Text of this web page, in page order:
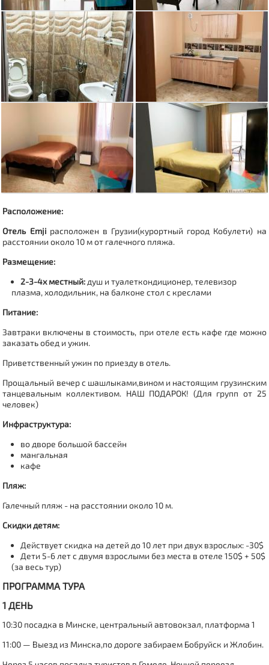
Расположение:
Отель Emji расположен в Грузии(курортный город Кобулети) на
расстоянии около 10 м от галечного пляжа.
Размещение:
2-3-4х местный: душ и туалеткондиционер, телевизор
плазма, холодильник, на балконе стол с креслами
Питание:
Завтраки включены в стоимость, при отеле есть кафе где можно
заказать обед и ужин.
Приветственный ужин по приезду в отель.
Прощальный вечер с шашлыками,вином и настоящим грузинским
танцевальным коллективом. НАШ ПОДАРОК! (Для групп от 25
человек)
Инфраструктура:
во дворе большой бассейн
мангальная
кафе
Пляж:
Галечный пляж - на расстоянии около 10 м.
Скидки детям:
Действует скидка на детей до 10 лет при двух взрослых: -30$
Дети 5-6 лет с двумя взрослыми без места в отеле 150$ + 50$
(за весь тур)
ПРОГРАММА ТУРА
1 ДЕНЬ
10:30 посадка в Минске, центральный автовокзал, платформа 1
11:00 — Выезд из Минска,по дороге забираем Бобруйск и Жлобин.